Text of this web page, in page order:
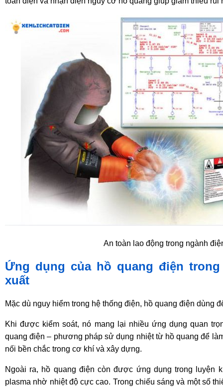
An toàn lao động trong ngành
Ứng dụng của hồ quang điện
xuất
Mặc dù nguy hiểm trong hệ thống điện, hồ quang điện dùng
Khi được kiểm soát, nó mang lại nhiều ứng dụng quan
quang điện – phương pháp sử dụng nhiệt từ hồ quang để
nối bền chắc trong cơ khí và xây dựng.
Ngoài ra, hồ quang điện còn được ứng dụng trong luyện
plasma nhờ nhiệt độ cực cao. Trong chiếu sáng và một số